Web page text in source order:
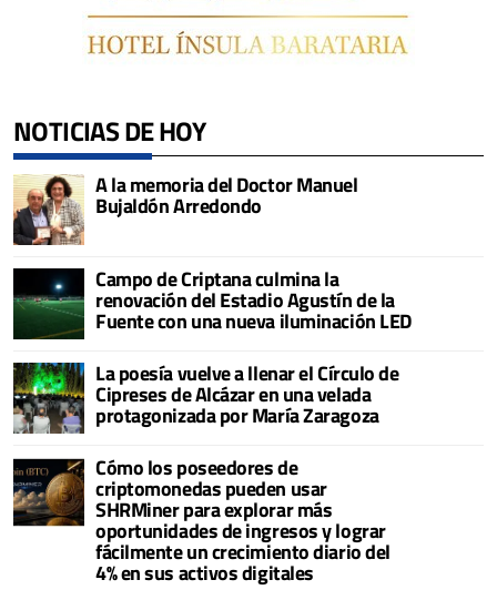
NOTICIAS DE HOY
A la memoria del Doctor Manuel
Bujaldón Arredondo
Campo de Criptana culmina la
renovación del Estadio Agustín de la
Fuente con una nueva iluminación LED
La poesía vuelve a llenar el Círculo de
Cipreses de Alcázar en una velada
protagonizada por María Zaragoza
Cómo los poseedores de
criptomonedas pueden usar
SHRMiner para explorar más
oportunidades de ingresos y lograr
fácilmente un crecimiento diario del
4% en sus activos digitales